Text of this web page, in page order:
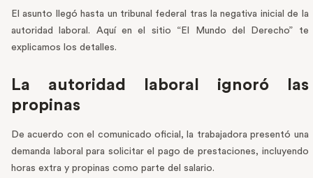
El asunto llegó hasta un tribunal federal tras la negativa inicial de la
autoridad laboral. Aquí en el sitio “El Mundo del Derecho” te
explicamos los detalles.
La autoridad laboral ignoró las
propinas
De acuerdo con el comunicado oficial, la trabajadora presentó una
demanda laboral para solicitar el pago de prestaciones, incluyendo
horas extra y propinas como parte del salario.